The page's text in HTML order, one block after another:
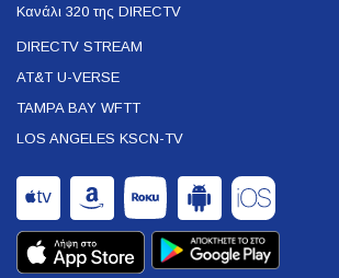
Κανάλι 320 της DIRECTV
DIRECTV STREAM
AT&T U-VERSE
TAMPA BAY WFTT
LOS ANGELES KSCN-TV